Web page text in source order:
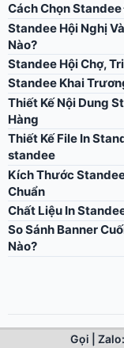
Gọi | Zalo:
Cách Chọn
Standee Hội Nghị
Nào?
Standee Hội Chợ,
Standee Khai
Thiết Kế Nội Dung
Hàng
Thiết Kế File In
standee
Kích Thước
Chuẩn
Chất Liệu In
So Sánh Banner
Nào?
© 2026